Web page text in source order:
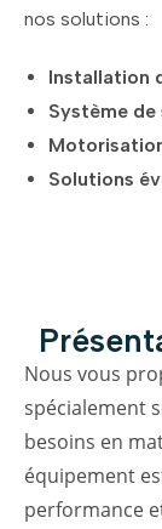
nos solutions :
Installation
Système
Solutions
Nous vous
spécialement
besoins en
équipement
performance